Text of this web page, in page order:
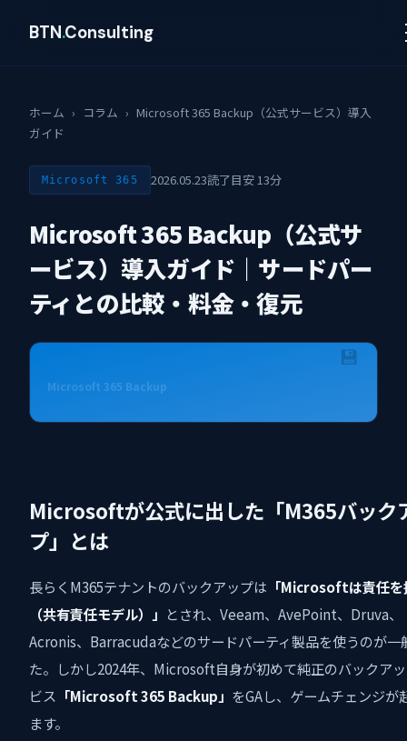
BTN.Consulting
ホーム › コラム › Microsoft 365 Backup（公式サービス）導入
ガイド
Microsoft 365 2026.05.23読了目安 13分
Microsoft 365 Backup（公式サ
ービス）導入ガイド｜サードパー
ティとの比較・料金・復元
Microsoft 365 Backup
💾
Microsoftが公式に出した「M365バック
プ」とは
長らくM365テナントのバックアップは 「Microsoftは責任を
（共有責任モデル）」 とされ、Veeam、AvePoint、Druva、
Acronis、Barracudaなどのサードパーティ製品を使うのが一
た。しかし2024年、Microsoft自身が初めて純正のバックア
ビス 「Microsoft 365 Backup」 をGAし、ゲームチェンジが
ます。